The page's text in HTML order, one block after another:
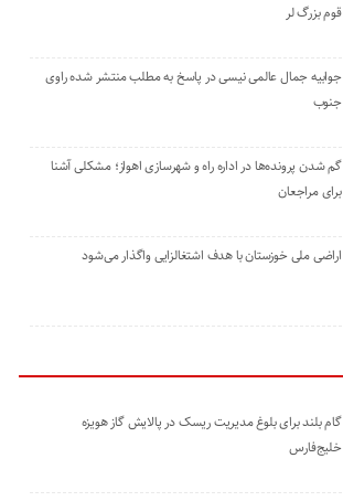
قوم بزرگ لر
جوابیه جمال عالمی نیسی در پاسخ به مطلب منتشر شده راوی
جنوب
گم شدن پرونده‌ها در اداره راه و شهرسازی اهواز؛ مشکلی آشنا
برای مراجعان
اراضی ملی خوزستان با هدف اشتغالزایی واگذار می‌شود
گام بلند برای بلوغ مدیریت ریسک در پالایش گاز هویزه
خلیج‌فارس